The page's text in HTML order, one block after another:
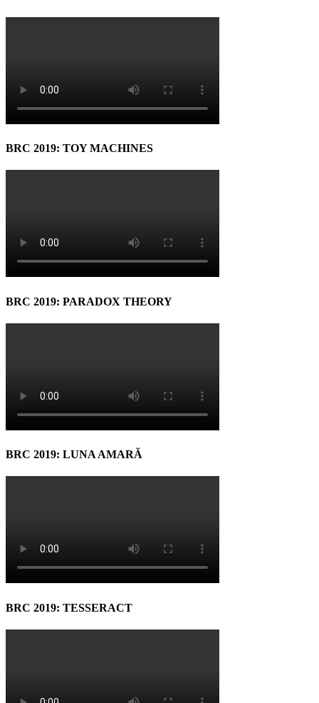
BRC 2019: TOY MACHINES
BRC 2019: PARADOX THEORY
BRC 2019: LUNA AMARĂ
BRC 2019: TESSERACT